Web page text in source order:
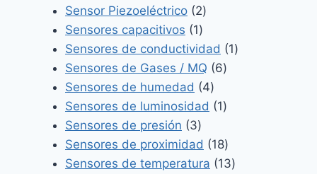
producto
Sensor Piezoeléctrico 22
productos
Sensores capacitivos 11
producto
Sensores de conductividad 11
Sensores de Gases / MQ 66
Sensores de humedad 44
productos
Sensores de luminosidad 11
Sensores de presión 33
productos
Sensores de proximidad 1818
productos
Sensores de temperatura 1313